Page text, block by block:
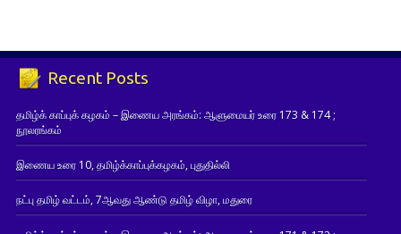
Recent Posts
தமிழ்க் காப்புக் கழகம் – இணைய அரங்கம்: ஆளுமையர் உரை 173 & 174 ;
நூலரங்கம்
இணைய உரை 10, தமிழ்க்காப்புக்கழகம், புதுதில்லி
நட்பு தமிழ் வட்டம், 7ஆவது ஆண்டு தமிழ் விழா, மதுரை